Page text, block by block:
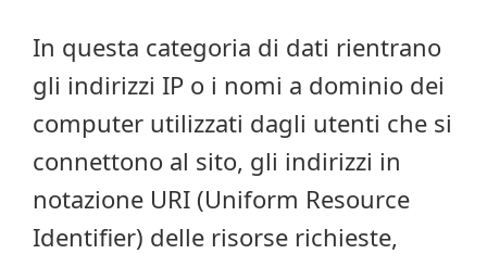
In questa categoria di dati rientrano
gli indirizzi IP o i nomi a dominio dei
computer utilizzati dagli utenti che si
connettono al sito, gli indirizzi in
notazione URI (Uniform Resource
Identifier) delle risorse richieste,